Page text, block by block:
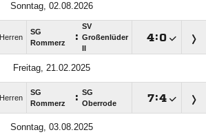
Sonntag, 02.08.2026
Herren
SG
Rommerz
:
SV
Großenlüder
:
Freitag, 21.02.2025
Herren
SG
Rommerz
: SG
Oberrode
:
Sonntag, 03.08.2025